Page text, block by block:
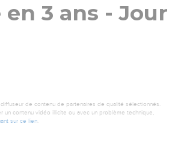
3 ans - Jour
de contenu de partenaires de qualité sélectionnés.
un contenu vidéo illicite ou avec un problème technique,
sur ce lien